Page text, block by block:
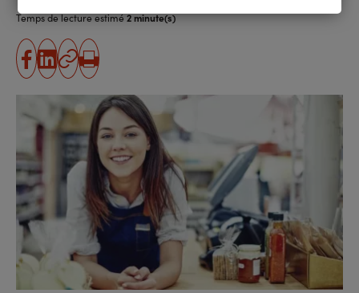
Temps de lecture estimé2 minute(s)
partager
sur
facebook
partager
sur
linkedin
Copier
l'URL
Imprimer